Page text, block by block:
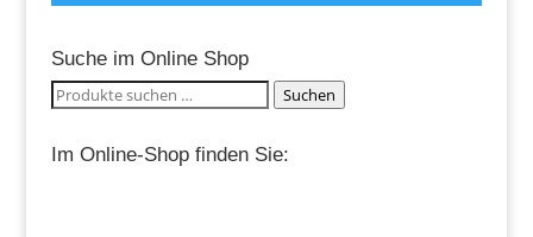
Suche im Online Shop
Suchen
nach:
Suchen
Im Online-Shop finden Sie: